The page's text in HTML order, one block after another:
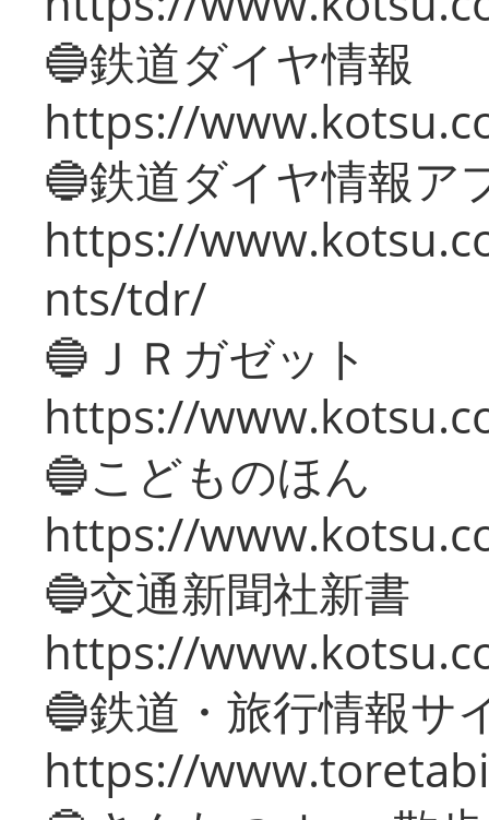
🔵鉄道ダイヤ情報
https://
🔵鉄道ダイヤ情報ア
https://
nts/tdr/
🔵ＪＲガゼット
https://
🔵こどものほん
https://
🔵交通新聞社新書
https://
🔵鉄道・旅行情報サ
https://